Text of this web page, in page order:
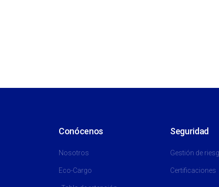
Conócenos
Nosotros
Eco-Cargo
Seguridad
Gestión de
Certificaciones